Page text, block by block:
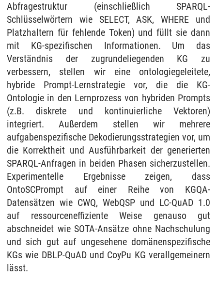
Abfragestruktur (einschließlich SPARQL-
Schlüsselwörtern wie SELECT, ASK, WHERE und
Platzhaltern für fehlende Token) und füllt sie dann
mit KG-spezifischen Informationen. Um das
Verständnis der zugrundeliegenden KG zu
verbessern, stellen wir eine ontologiegeleitete,
hybride Prompt-Lernstrategie vor, die die KG-
Ontologie in den Lernprozess von hybriden Prompts
(z.B. diskrete und kontinuierliche Vektoren)
integriert. Außerdem stellen wir mehrere
aufgabenspezifische Dekodierungsstrategien vor, um
die Korrektheit und Ausführbarkeit der generierten
SPARQL-Anfragen in beiden Phasen sicherzustellen.
Experimentelle Ergebnisse zeigen, dass
OntoSCPrompt auf einer Reihe von KGQA-
Datensätzen wie CWQ, WebQSP und LC-QuAD 1.0
auf ressourceneffiziente Weise genauso gut
abschneidet wie SOTA-Ansätze ohne Nachschulung
und sich gut auf ungesehene domänenspezifische
KGs wie DBLP-QuAD und CoyPu KG verallgemeinern
lässt.